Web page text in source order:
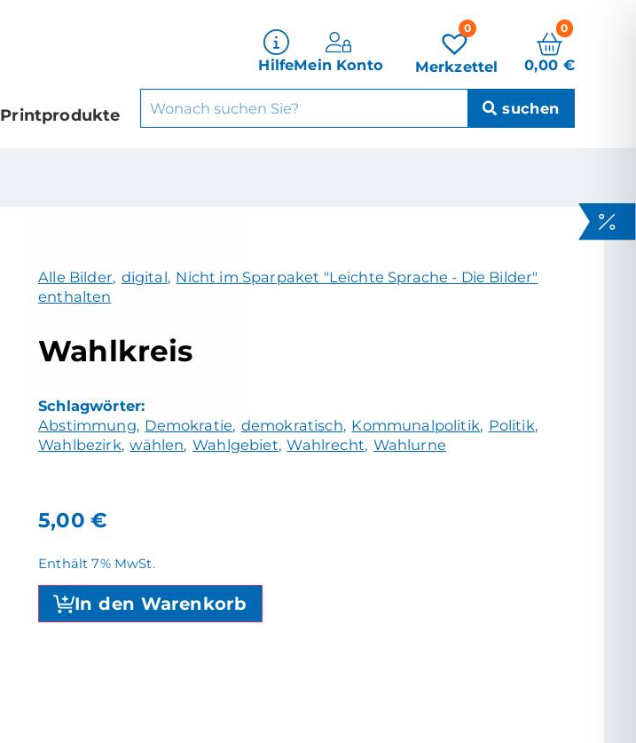
HilfeMein Konto Merkzettel
0
0,00 €
0
Printprodukte
Alle Bilder, digital, Nicht im Sparpaket "Leichte Sprache - Die Bilder"
enthalten
Wahlkreis
Abstimmung Demokratie demokratisch Kommunalpolitik Politik
Wahlbezirk wählen Wahlgebiet Wahlrecht Wahlurne
5,00 €
Enthält 7% MwSt.
In den Warenkorb